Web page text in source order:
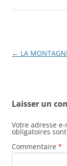
Navigation
← LA
Laisser un
Votre adresse
obligatoires
Commentaire *